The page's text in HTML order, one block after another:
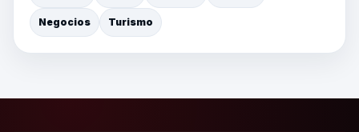
Negocios Turismo